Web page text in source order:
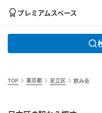
プレミアムスペース
TOP 東京都 足立区 飲み会